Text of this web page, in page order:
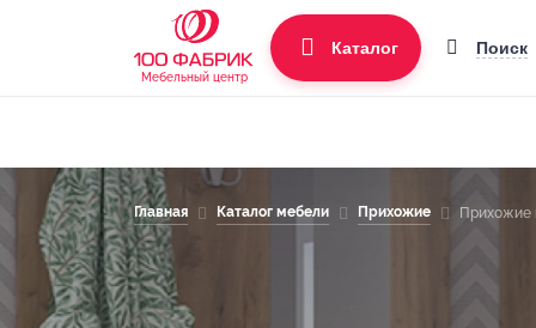
Мебельный центр
Каталог Поиск
Главная Каталог мебели Прихожие Прихожие